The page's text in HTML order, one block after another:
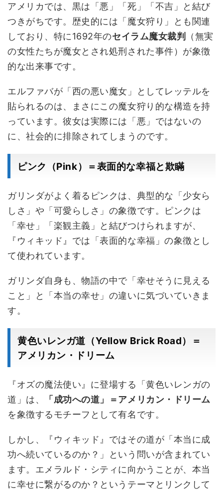
アメリカでは、黒は「悪」「死」「不吉」と結び
つきがちです。歴史的には「魔女狩り」とも関連
しており、特に1692年のセイラム魔女裁判
（無実
の女性たちが魔女とされ処刑された事件）が象徴
的な出来事です。
エルファバが「西の悪い魔女」としてレッテルを
貼られるのは、まさにこの魔女狩り的な構造を持
っています。彼女は実際には「悪」ではないの
に、社会的に排除されてしまうのです。
ピンク（Pink）＝表面的な幸福と欺瞞
ガリンダがよく着るピンクは、典型的な「少女ら
しさ」や「可愛らしさ」の象徴です。ピンクは
「幸せ」「楽観主義」と結びつけられますが、
『ウィキッド』では「表面的な幸福」の象徴とし
て使われています。
ガリンダ自身も、物語の中で「幸せそうに見える
こと」と「本当の幸せ」の違いに気づいていきま
す。
黄色いレンガ道（Yellow Brick Road）＝
アメリカン・ドリーム
『オズの魔法使い』に登場する「黄色いレンガの
道」は、
「成功への道」＝アメリカン・ドリーム
を象徴するモチーフとして有名です。
しかし、『ウィキッド』ではその道が「本当に成
功へ続いているのか？」という問いが含まれてい
ます。エメラルド・シティに向かうことが、本当
に幸せに繋がるのか？というテーマとリンクして